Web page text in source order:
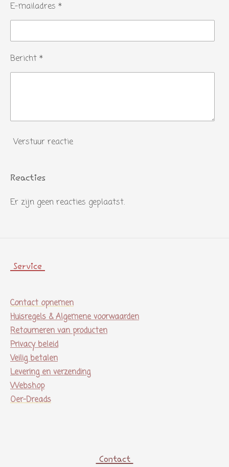
E-mailadres *
Bericht *
Verstuur reactie
Reacties
Er zijn geen reacties geplaatst.
Service
Contact opnemen
Huisregels & Algemene voorwaarden
Retourneren van producten
Privacy beleid
Veilig betalen
Levering en verzending
Webshop
Oer-Dreads
Contact